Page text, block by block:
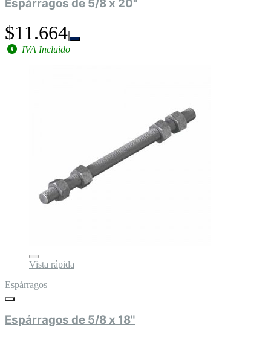
Espárragos de 5/8 x 20"
$11.664
IVA Incluido
Vista rápida
Espárragos
Espárragos de 5/8 x 18"